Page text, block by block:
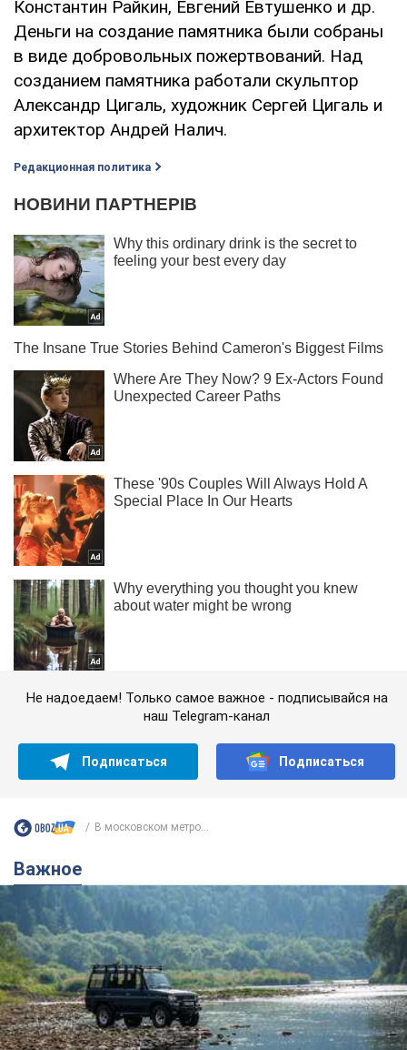
Константин Райкин, Евгений Евтушенко и др.
Деньги на создание памятника были собраны
в виде добровольных пожертвований. Над
созданием памятника работали скульптор
Александр Цигаль, художник Сергей Цигаль и
архитектор Андрей Налич.
Редакционная политика
Не надоедаем! Только самое важное - подписывайся на
наш Telegram-канал
Подписаться Подписаться
В московском метро...
Важное